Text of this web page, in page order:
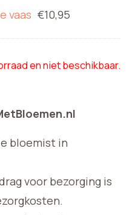
vaas €10,95
en niet beschikbaar.
bloemist in
voor bezorging is